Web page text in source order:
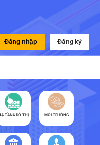
Đăng nhập Đăng ký
TẦNG ĐÔ THỊ MÔI TRƯỜNG